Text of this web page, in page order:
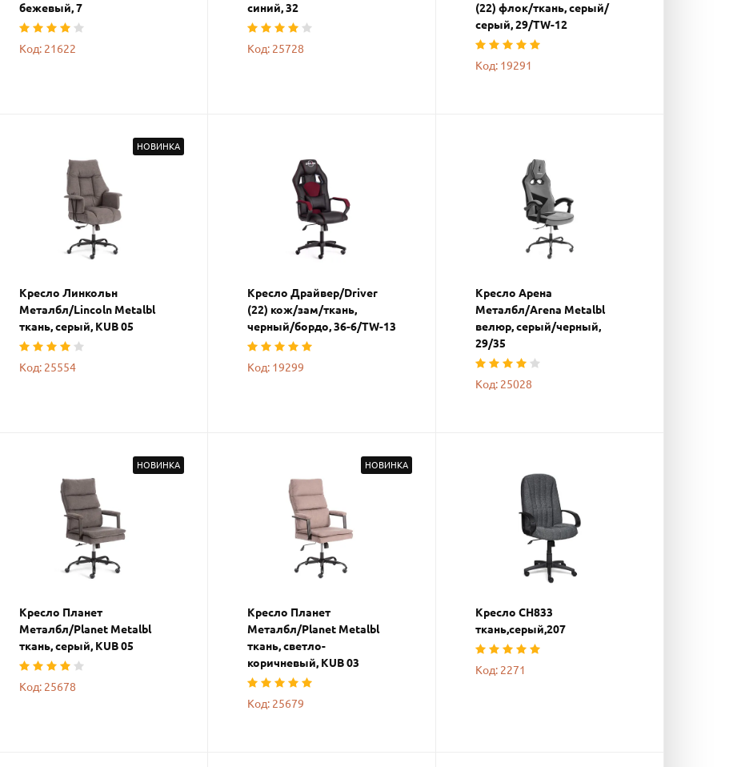
бежевый, 7
Код: 21622
синий, 32
Код: 25728
(22) флок/ткань, серый/
серый, 29/TW-12
Код: 19291
НОВИНКА
Кресло Линкольн
Металбл/Lincoln Metalbl
ткань, серый, KUB 05
Код: 25554
Кресло Драйвер/Driver
(22) кож/зам/ткань,
черный/бордо, 36-6/TW-13
Код: 19299
Кресло Арена
Металбл/Arena Metalbl
велюр, серый/черный,
29/35
Код: 25028
НОВИНКА
Кресло Планет
Металбл/Planet Metalbl
ткань, серый, KUB 05
Код: 25678
НОВИНКА
Кресло Планет
Металбл/Planet Metalbl
ткань, светло-
коричневый, KUB 03
Код: 25679
Кресло СН833
ткань,серый,207
Код: 2271